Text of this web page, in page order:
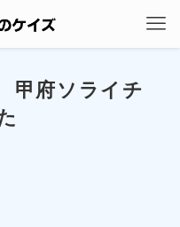
甲府ソライチ